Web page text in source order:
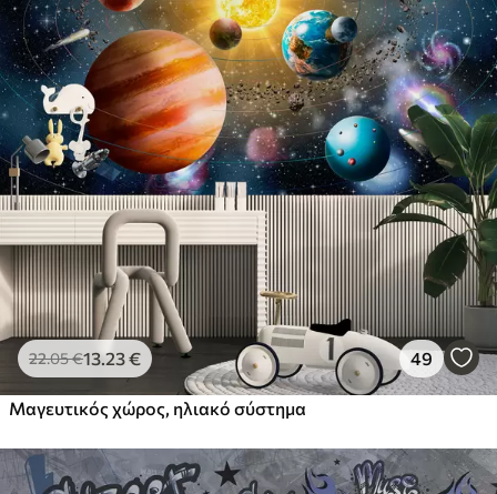
22.05€13.23€ 49
Μαγευτικός χώρος, ηλιακό σύστημα